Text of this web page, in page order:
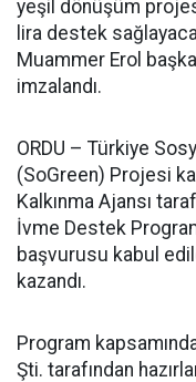
yeşil dönüşüm
lira destek
Muammer Erol
imzalandı.
ORDU – Türkiye
(SoGreen) Projesi
Kalkınma Ajansı
İvme Destek
başvurusu kabul
kazandı.
Program
Şti. tarafından